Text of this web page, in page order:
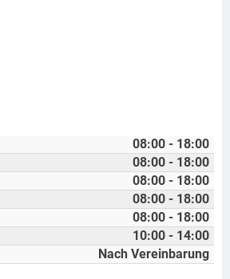
08:00 - 18:00
08:00 - 18:00
08:00 - 18:00
08:00 - 18:00
08:00 - 18:00
10:00 - 14:00
Nach Vereinbarung